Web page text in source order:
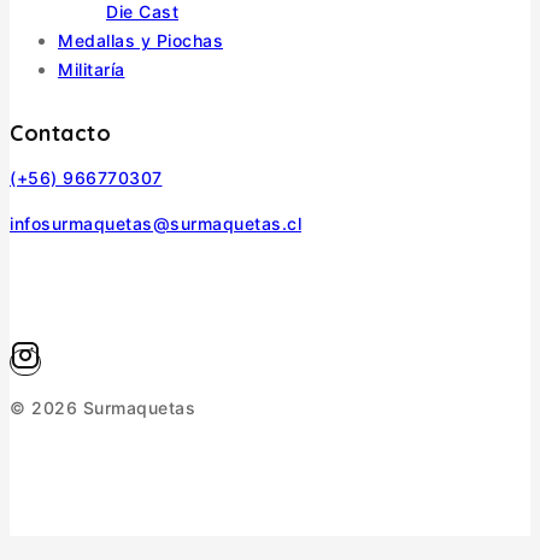
Die Cast
Medallas y Piochas
Militaría
Contacto
(+56) 966770307
infosurmaquetas@surmaquetas.cl
© 2026 Surmaquetas